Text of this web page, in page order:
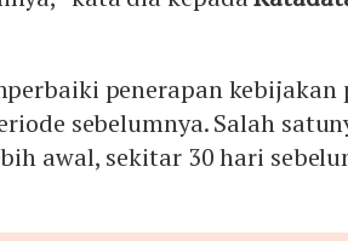
penerapan kebijakan
sebelumnya. Salah
awal, sekitar 30 hari